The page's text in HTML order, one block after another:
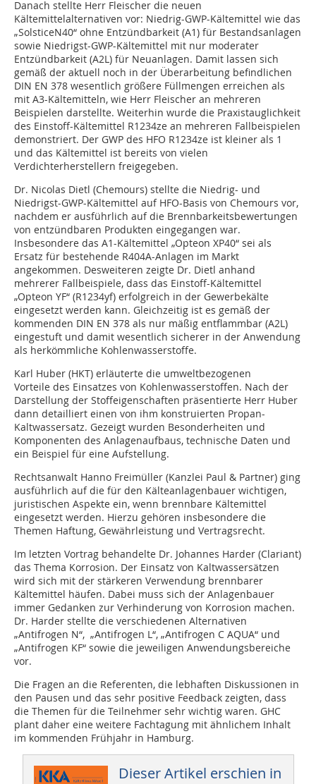
Danach stellte Herr Fleischer die neuen
Kältemittelalternativen vor: Niedrig-GWP-Kältemittel wie das
„SolsticeN40“ ohne Entzündbarkeit (A1) für Bestandsanlagen
sowie Niedrigst-GWP-Kältemittel mit nur moderater
Entzündbarkeit (A2L) für Neuanlagen. Damit lassen sich
gemäß der aktuell noch in der Überarbeitung befindlichen
DIN EN 378 wesentlich größere Füllmengen erreichen als
mit A3-Kältemitteln, wie Herr Fleischer an mehreren
Beispielen darstellte. Weiterhin wurde die Praxistauglichkeit
des Einstoff-Kältemittel R1234ze an mehreren Fallbeispielen
demonstriert. Der GWP des HFO R1234ze ist kleiner als 1
und das Kältemittel ist bereits von vielen
Verdichterherstellern freigegeben.
Dr. Nicolas Dietl (Chemours) stellte die Niedrig- und
Niedrigst-GWP-Kältemittel auf HFO-Basis von Chemours vor,
nachdem er ausführlich auf die Brennbarkeitsbewertungen
von entzündbaren Produkten eingegangen war.
Insbesondere das A1-Kältemittel „Opteon XP40“ sei als
Ersatz für bestehende R404A-Anlagen im Markt
angekommen. Desweiteren zeigte Dr. Dietl anhand
mehrerer Fallbeispiele, dass das Einstoff-Kältemittel
„Opteon YF“ (R1234yf) erfolgreich in der Gewerbekälte
eingesetzt werden kann. Gleichzeitig ist es gemäß der
kommenden DIN EN 378 als nur mäßig entflammbar (A2L)
eingestuft und damit wesentlich sicherer in der Anwendung
als herkömmliche Kohlenwasserstoffe.
Karl Huber (HKT) erläuterte die umweltbezogenen
Vorteile des Einsatzes von Kohlenwasserstoffen. Nach der
Darstellung der Stoffeigenschaften präsentierte Herr Huber
dann detailliert einen von ihm konstruierten Propan-
Kaltwassersatz. Gezeigt wurden Besonderheiten und
Komponenten des Anlagenaufbaus, technische Daten und
ein Beispiel für eine Aufstellung.
Rechtsanwalt Hanno Freimüller (Kanzlei Paul & Partner) ging
ausführlich auf die für den Kälteanlagenbauer wichtigen,
juristischen Aspekte ein, wenn brennbare Kältemittel
eingesetzt werden. Hierzu gehören insbesondere die
Themen Haftung, Gewährleistung und Vertragsrecht.
Im letzten Vortrag behandelte Dr. Johannes Harder (Clariant)
das Thema Korrosion. Der Einsatz von Kaltwassersätzen
wird sich mit der stärkeren Verwendung brennbarer
Kältemittel häufen. Dabei muss sich der Anlagenbauer
immer Gedanken zur Verhinderung von Korrosion machen.
Dr. Harder stellte die verschiedenen Alternativen
„Antifrogen N“, „Antifrogen L“, „Antifrogen C AQUA“ und
„Antifrogen KF“ sowie die jeweiligen Anwendungsbereiche
vor.
Die Fragen an die Referenten, die lebhaften Diskussionen in
den Pausen und das sehr positive Feedback zeigten, dass
die Themen für die Teilnehmer sehr wichtig waren. GHC
plant daher eine weitere Fachtagung mit ähnlichem Inhalt
im kommenden Frühjahr in Hamburg.
Dieser Artikel erschien in